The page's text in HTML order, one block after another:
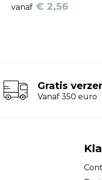
vanaf € 2,56
Gratis
Vanaf 350 euro